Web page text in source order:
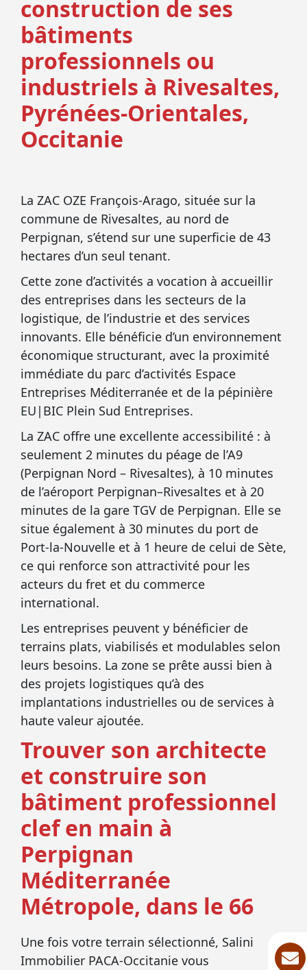
construction de ses
bâtiments
professionnels ou
industriels à Rivesaltes,
Pyrénées‑Orientales,
Occitanie
La ZAC OZE François-Arago, située sur la
commune de Rivesaltes, au nord de
Perpignan, s’étend sur une superficie de 43
hectares d’un seul tenant.
Cette zone d’activités a vocation à accueillir
des entreprises dans les secteurs de la
logistique, de l’industrie et des services
innovants. Elle bénéficie d’un environnement
économique structurant, avec la proximité
immédiate du parc d’activités Espace
Entreprises Méditerranée et de la pépinière
EU|BIC Plein Sud Entreprises.
La ZAC offre une excellente accessibilité : à
seulement 2 minutes du péage de l’A9
(Perpignan Nord – Rivesaltes), à 10 minutes
de l’aéroport Perpignan–Rivesaltes et à 20
minutes de la gare TGV de Perpignan. Elle se
situe également à 30 minutes du port de
Port-la-Nouvelle et à 1 heure de celui de Sète,
ce qui renforce son attractivité pour les
acteurs du fret et du commerce
international.
Les entreprises peuvent y bénéficier de
terrains plats, viabilisés et modulables selon
leurs besoins. La zone se prête aussi bien à
des projets logistiques qu’à des
implantations industrielles ou de services à
haute valeur ajoutée.
Trouver son architecte
et construire son
bâtiment professionnel
clef en main à
Perpignan
Méditerranée
Métropole, dans le 66
Une fois votre terrain sélectionné, Salini
Immobilier PACA-Occitanie vous